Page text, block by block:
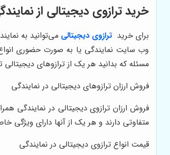
خرید ترازوی دیجیتالی از
برای خریدترازوی دیجیتالی می‌توانید به
وب سایت نمایندگی یا به صورت حضوری انواع
مسئله که بدانید هر یک از ترازوهای
فروش ارزان ترازوهای دیجیتالی در نمایندگی
فروش ارزان ترازوی دیجیتالی در نمایندگی
متفاوتی دارند و هر یک از آنها دارای ویژگی
قیمت انواع ترازوی دیجیتالی در نمایندگی